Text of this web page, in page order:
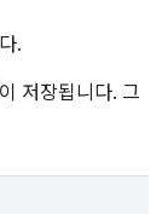
.
이 저장됩니다. 그